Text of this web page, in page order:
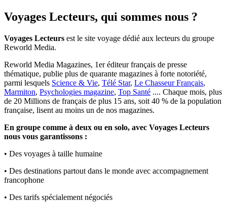
Voyages Lecteurs, qui sommes nous ?
Voyages Lecteurs est le site voyage dédié aux lecteurs du groupe
Reworld Media.
Reworld Media Magazines, 1er éditeur français de presse
thématique, publie plus de quarante magazines à forte notoriété,
parmi lesquels Science & Vie, Télé Star, Le Chasseur Français,
Marmiton, Psychologies magazine, Top Santé .... Chaque mois, plus
de 20 Millions de français de plus 15 ans, soit 40 % de la population
française, lisent au moins un de nos magazines.
En groupe comme à deux ou en solo, avec Voyages Lecteurs
nous vous garantissons :
• Des voyages à taille humaine
• Des destinations partout dans le monde avec accompagnement
francophone
• Des tarifs spécialement négociés